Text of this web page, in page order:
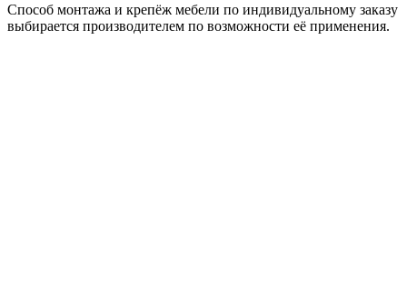
Способ монтажа и крепёж мебели по индивидуальному заказу
выбирается производителем по возможности её применения.